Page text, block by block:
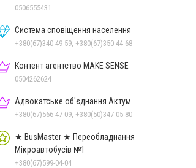
Дон.обл.
0506555431
Система сповіщення населення
+380(67)340-49-59, +380(67)350-44-68
Контент агентство MAKE SENSE
0504262624
Адвокатське об'єднання Актум
+380(67)566-47-09, +380(50)347-05-80
★ BusMaster ★ Переобладнання
Мікроавтобусів №1
+380(67)599-04-04